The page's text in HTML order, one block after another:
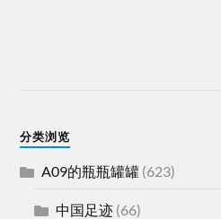
分类浏览
A09的瓶瓶罐罐 (623)
中国足迹 (66)